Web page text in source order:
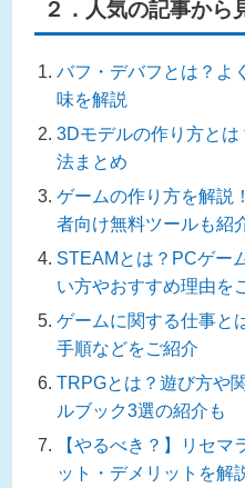
２．人気の記事から
バフ・デバフとは？よ
味を解説
3Dモデルの作り方と
法まとめ
ゲームの作り方を解説
者向け無料ツールも紹
STEAMとは？PCゲー
い方やおすすめ理由を
ゲームに関する仕事と
手順などをご紹介
TRPGとは？遊び方や
ルブック3選の紹介も
【やるべき？】リセマ
ット・デメリットを解